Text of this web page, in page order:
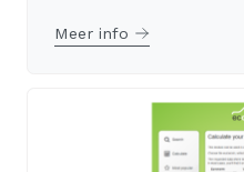
Meer info